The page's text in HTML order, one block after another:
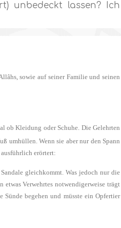
unbedeckt lassen? Ich
sowie auf seiner Familie und seinen
ob Kleidung oder Schuhe. Die Gelehrten
umhüllen. Wenn sie aber nur den Spann
erörtert:
gleichkommt. Was jedoch nur die
etwas Verwehrtes notwendigerweise trägt
Sünde begehen und müsste ein Opfertier